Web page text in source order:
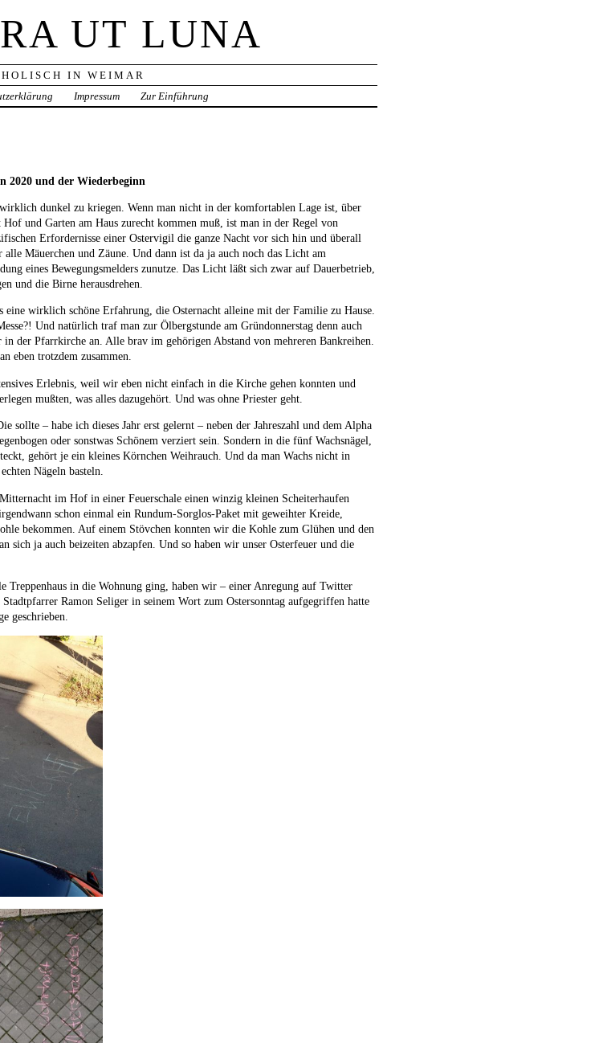
UT LUNA
IN WEIMAR
Impressum Zur Einführung
2020 und der Wiederbeginn
dunkel zu kriegen. Wenn man nicht in der komfortablen Lage ist, über
und Garten am Haus zurecht kommen muß, ist man in der Regel von
Erfordernisse einer Ostervigil die ganze Nacht vor sich hin und überall
Mäuerchen und Zäune. Und dann ist da ja auch noch das Licht am
eines Bewegungsmelders zunutze. Das Licht läßt sich zwar auf Dauerbetrieb,
und die Birne herausdrehen.
wirklich schöne Erfahrung, die Osternacht alleine mit der Familie zu Hause.
Und natürlich traf man zur Ölbergstunde am Gründonnerstag denn auch
der Pfarrkirche an. Alle brav im gehörigen Abstand von mehreren Bankreihen.
eben trotzdem zusammen.
Erlebnis, weil wir eben nicht einfach in die Kirche gehen konnten und
mußten, was alles dazugehört. Und was ohne Priester geht.
sollte – habe ich dieses Jahr erst gelernt – neben der Jahreszahl und dem Alpha
oder sonstwas Schönem verziert sein. Sondern in die fünf Wachsnägel,
gehört je ein kleines Körnchen Weihrauch. Und da man Wachs nicht in
Nägeln basteln.
im Hof in einer Feuerschale einen winzig kleinen Scheiterhaufen
schon einmal ein Rundum-Sorglos-Paket mit geweihter Kreide,
bekommen. Auf einem Stövchen konnten wir die Kohle zum Glühen und den
sich ja auch beizeiten abzapfen. Und so haben wir unser Osterfeuer und die
Treppenhaus in die Wohnung ging, haben wir – einer Anregung auf Twitter
Ramon Seliger in seinem Wort zum Ostersonntag aufgegriffen hatte
geschrieben.